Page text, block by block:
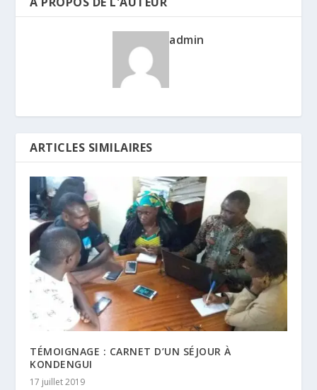
admin
ARTICLES SIMILAIRES
TÉMOIGNAGE : CARNET D’UN SÉJOUR À
KONDENGUI
17 juillet 2019